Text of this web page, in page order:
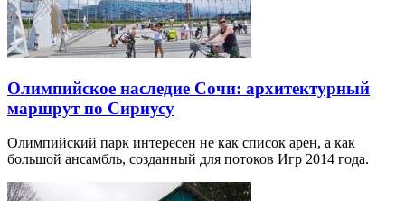
Олимпийское наследие Сочи: архитектурный
маршрут по Сириусу
Олимпийский парк интересен не как список арен, а как
большой ансамбль, созданный для потоков Игр 2014 года.